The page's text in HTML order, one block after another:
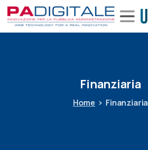
Finanziaria
Home Finanziaria